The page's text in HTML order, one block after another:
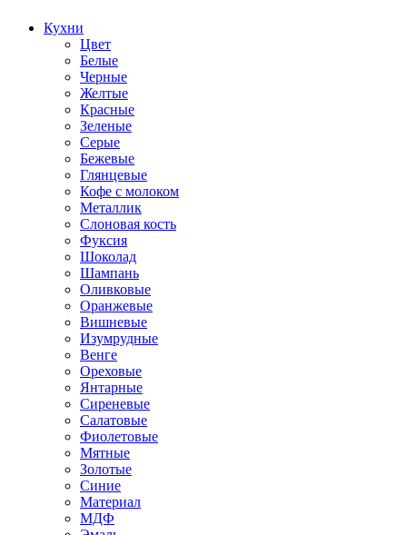
Кухни
Цвет
Белые
Черные
Желтые
Красные
Зеленые
Серые
Бежевые
Глянцевые
Кофе с молоком
Металлик
Слоновая кость
Фуксия
Шоколад
Шампань
Оливковые
Оранжевые
Вишневые
Изумрудные
Венге
Ореховые
Янтарные
Сиреневые
Салатовые
Фиолетовые
Мятные
Золотые
Синие
Материал
МДФ